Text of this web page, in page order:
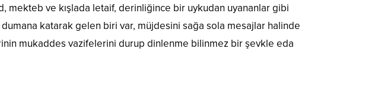
mekteb ve kışlada letaif, derinliğince bir uykudan uyananlar gibi
katarak gelen biri var, müjdesini sağa sola mesajlar halinde
mukaddes vazifelerini durup dinlenme bilinmez bir şevkle eda